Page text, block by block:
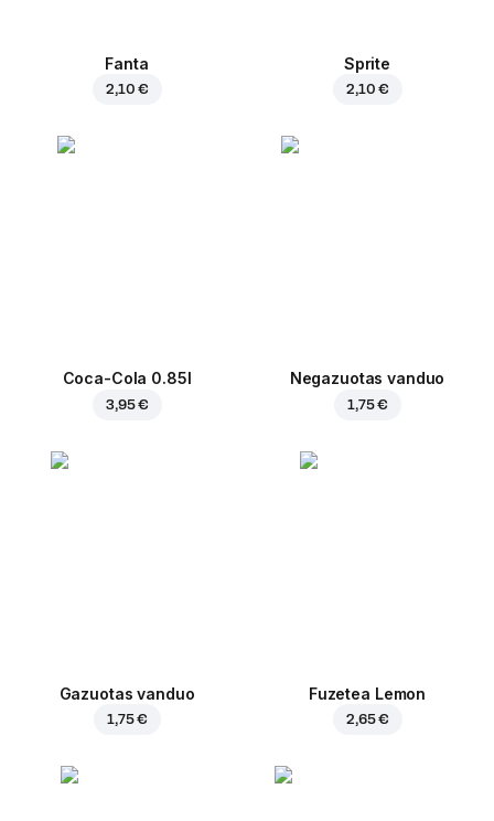
Fanta
2,10 €
Sprite
2,10 €
Coca-Cola 0.85l
3,95 €
Negazuotas vanduo
1,75 €
Gazuotas vanduo
1,75 €
Fuzetea Lemon
2,65 €